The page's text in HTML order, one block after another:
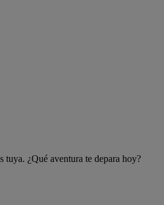
tuya. ¿Qué aventura te depara hoy?